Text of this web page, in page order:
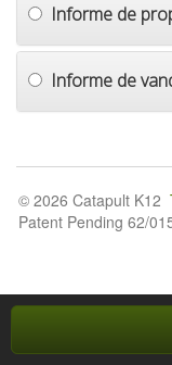
Informe de
Informe de
© 2026 Catapult K12
Patent Pending 62/